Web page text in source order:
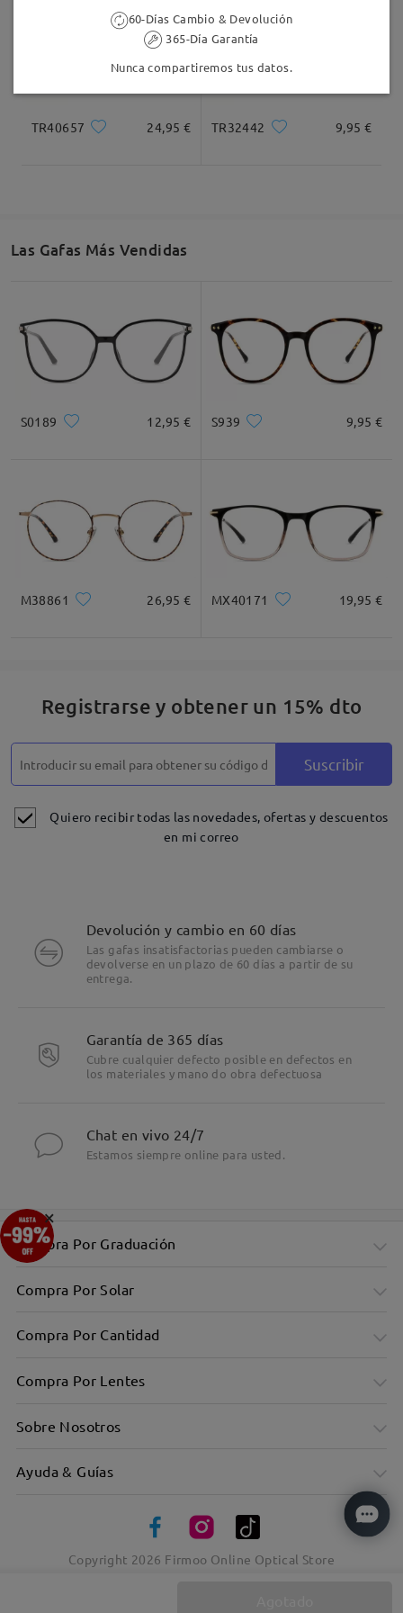
TR40657 24,95 € TR32442 9,95 €
Las Gafas Más Vendidas
S0189 12,95 € S939 9,95 €
M38861 26,95 € MX40171 19,95 €
Registrarse y obtener un 15% dto
Suscribir
Quiero recibir todas las novedades, ofertas y descuentos
en mi correo
Devolución y cambio en 60 días
Las gafas insatisfactorias pueden cambiarse o
devolverse en un plazo de 60 días a partir de su
entrega.
Garantía de 365 días
Cubre cualquier defecto posible en defectos en
los materiales y mano do obra defectuosa
Chat en vivo 24/7
Estamos siempre online para usted.
Compra Por Graduación
Compra Por Solar
Compra Por Cantidad
Compra Por Lentes
Sobre Nosotros
Ayuda & Guías
Copyright 2026 Firmoo Online Optical Store
×
60-Días Cambio & Devolución
365-Día Garantía
Nunca compartiremos tus datos.